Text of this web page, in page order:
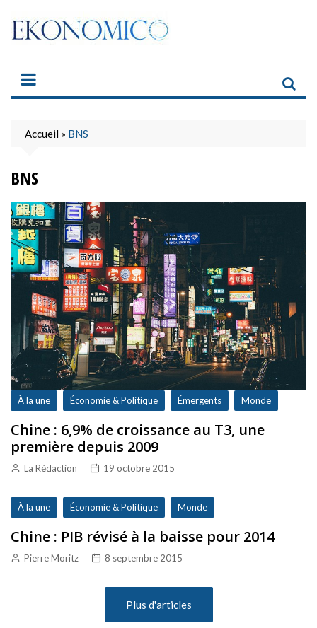
content
Accueil » BNS
BNS
À la une Économie & Politique Émergents Monde
Chine : 6,9% de croissance au T3, une
première depuis 2009
La Rédaction 19 octobre 2015
À la une Économie & Politique Monde
Chine : PIB révisé à la baisse pour 2014
Pierre Moritz 8 septembre 2015
Plus d'articles